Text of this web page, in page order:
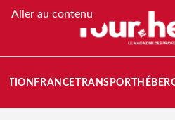
Aller au contenu
FRANCETRANSPORT